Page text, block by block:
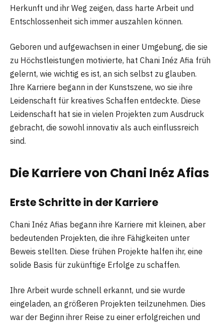
Herkunft und ihr Weg zeigen, dass harte Arbeit und
Entschlossenheit sich immer auszahlen können.
Geboren und aufgewachsen in einer Umgebung, die sie
zu Höchstleistungen motivierte, hat Chani Inéz Afia früh
gelernt, wie wichtig es ist, an sich selbst zu glauben.
Ihre Karriere begann in der Kunstszene, wo sie ihre
Leidenschaft für kreatives Schaffen entdeckte. Diese
Leidenschaft hat sie in vielen Projekten zum Ausdruck
gebracht, die sowohl innovativ als auch einflussreich
sind.
Die Karriere von Chani Inéz Afias
Erste Schritte in der Karriere
Chani Inéz Afias begann ihre Karriere mit kleinen, aber
bedeutenden Projekten, die ihre Fähigkeiten unter
Beweis stellten. Diese frühen Projekte halfen ihr, eine
solide Basis für zukünftige Erfolge zu schaffen.
Ihre Arbeit wurde schnell erkannt, und sie wurde
eingeladen, an größeren Projekten teilzunehmen. Dies
war der Beginn ihrer Reise zu einer erfolgreichen und